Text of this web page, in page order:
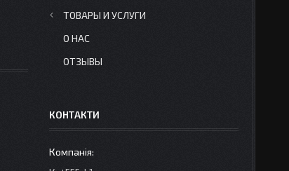
ТОВАРЫ И УСЛУГИ
О НАС
ОТЗЫВЫ
КОНТАКТИ